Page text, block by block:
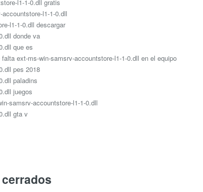
l1-1-0.dll gratis
l1-1-0.dll
l1-1-0.dll descargar
donde va
que es
ext-ms-win-samsrv-accountstore-l1-1-0.dll en el equipo
pes 2018
paladins
juegos
samsrv-accountstore-l1-1-0.dll
gta v